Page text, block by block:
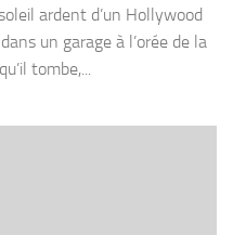
ardent d’un Hollywood
un garage à l’orée de la
tombe,...